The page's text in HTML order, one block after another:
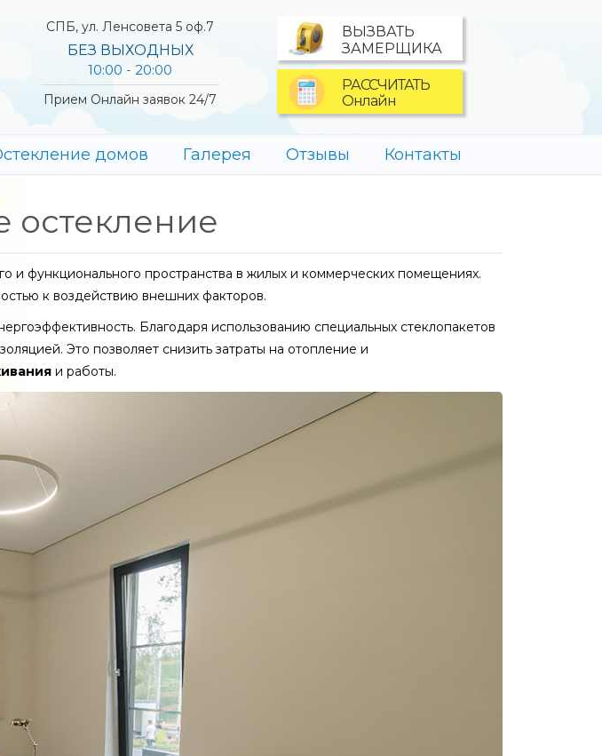
СПБ, ул. Ленсовета 5 оф.7
БЕЗ ВЫХОДНЫХ
10:00 - 20:00
Прием Онлайн заявок 24/7
ВЫЗВАТЬ
ЗАМЕРЩИКА
РАССЧИТАТЬ
Онлайн
домов Галерея Отзывы Контакты
остекление
функционального пространства в жилых и коммерческих помещениях.
к воздействию внешних факторов.
Благодаря использованию специальных стеклопакетов
Это позволяет снизить затраты на отопление и
и работы.